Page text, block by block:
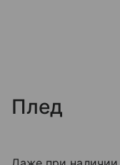
Плед